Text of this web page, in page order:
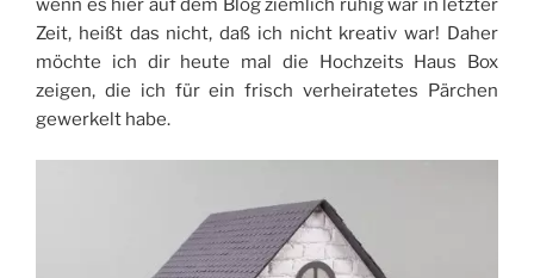
Zeit, heißt das nicht, daß ich nicht kreativ war! Daher
möchte ich dir heute mal die Hochzeits Haus Box
zeigen, die ich für ein frisch verheiratetes Pärchen
gewerkelt habe.